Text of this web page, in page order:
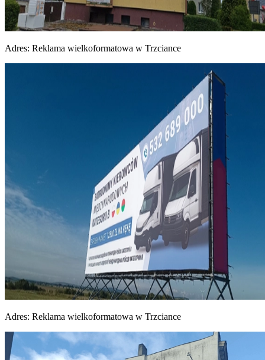
Adres: Reklama wielkoformatowa w Trzciance
Adres: Reklama wielkoformatowa w Trzciance